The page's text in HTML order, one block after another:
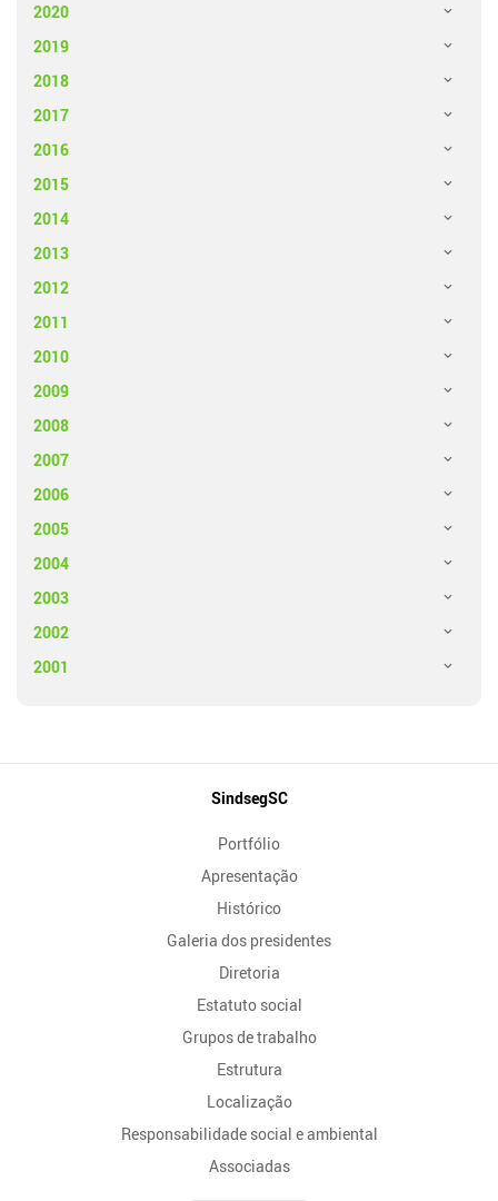
2020
2019
2018
2017
2016
2015
2014
2013
2012
2011
2010
2009
2008
2007
2006
2005
2004
2003
2002
2001
SindsegSC
Portfólio
Apresentação
Histórico
Galeria dos presidentes
Diretoria
Estatuto social
Grupos de trabalho
Estrutura
Localização
Responsabilidade social e ambiental
Associadas